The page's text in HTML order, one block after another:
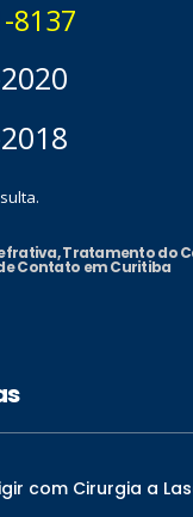
8137
Tratamento do
Contato em Curitiba
com Cirurgia a